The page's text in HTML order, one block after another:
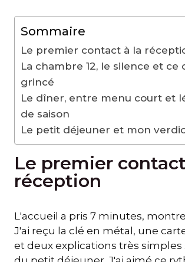
Sommaire
Le premier contact à la
La chambre 12, le silence et ce
grincé
Le dîner, entre menu court et
de saison
Le petit déjeuner et mon
Le premier
réception
L'accueil a pris 7 minutes,
J'ai reçu la clé en métal, une
et deux explications très simples